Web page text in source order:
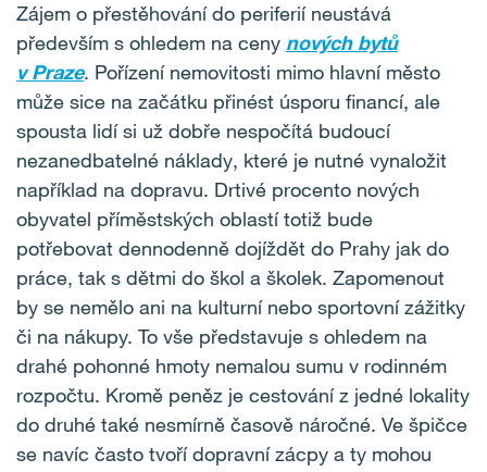
Zájem o přestěhování do periferií neustává
především s ohledem na ceny nových bytů
v Praze. Pořízení nemovitosti mimo hlavní město
může sice na začátku přinést úsporu financí, ale
spousta lidí si už dobře nespočítá budoucí
nezanedbatelné náklady, které je nutné vynaložit
například na dopravu. Drtivé procento nových
obyvatel příměstských oblastí totiž bude
potřebovat dennodenně dojíždět do Prahy jak do
práce, tak s dětmi do škol a školek. Zapomenout
by se nemělo ani na kulturní nebo sportovní zážitky
či na nákupy. To vše představuje s ohledem na
drahé pohonné hmoty nemalou sumu v rodinném
rozpočtu. Kromě peněz je cestování z jedné lokality
do druhé také nesmírně časově náročné. Ve špičce
se navíc často tvoří dopravní zácpy a ty mohou